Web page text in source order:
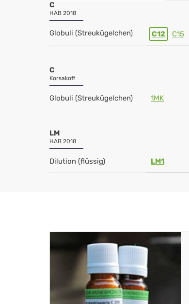
C
HAB 2018
Globuli (Streukügelchen) C12 C15
C
Korsakoff
Globuli (Streukügelchen) 1MK
LM
HAB 2018
Dilution (flüssig) LM1